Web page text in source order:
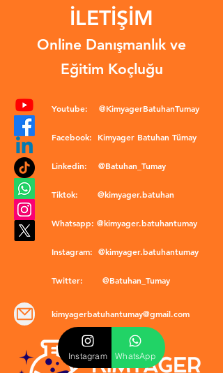
İLETİŞİM
Online Danışmanlık ve
Eğitim Koçluğu
Youtube: @KimyagerBatuhanTumay
Facebook: Kimyager Batuhan Tümay
Linkedin: @Batuhan_Tumay
Tiktok: @kimyager.batuhan
Whatsapp: @kimyager.batuhantumay
Instagram: @kimyager.batuhantumay
Twitter: @Batuhan_Tumay
kimyagerbatuhantumay@gmail.com
Instagram WhatsApp